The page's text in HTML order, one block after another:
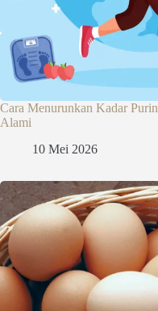
Cara Menurunkan Kadar
Alami
10 Mei 2026